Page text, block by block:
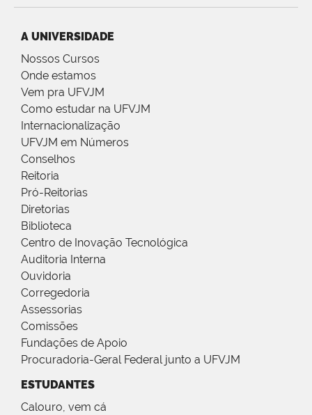
A UNIVERSIDADE
Nossos Cursos
Onde estamos
Vem pra UFVJM
Como estudar na UFVJM
Internacionalização
UFVJM em Números
Conselhos
Reitoria
Pró-Reitorias
Diretorias
Biblioteca
Centro de Inovação Tecnológica
Auditoria Interna
Ouvidoria
Corregedoria
Assessorias
Comissões
Fundações de Apoio
Procuradoria-Geral Federal junto a UFVJM
ESTUDANTES
Calouro, vem cá